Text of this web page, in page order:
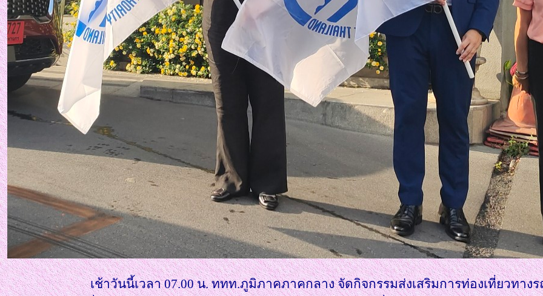
เช้าวันนี้เวลา 07.00 น. ททท.ภูมิภาคภาคกลาง จัดกิจกรรมส่งเสริมการท่องเที่ยวทางรถ